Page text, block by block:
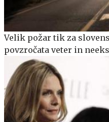
Velik požar tik za
povzročata veter in